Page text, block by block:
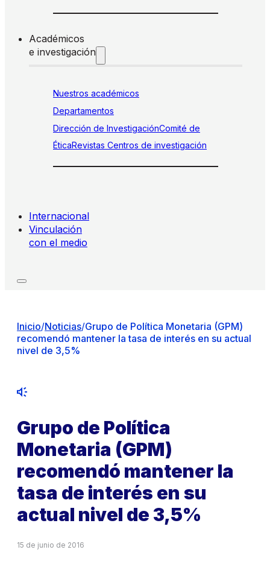
Académicos
e investigación
Nuestros académicos
Departamentos
Dirección de InvestigaciónComité de
ÉticaRevistas Centros de investigación
Internacional
Vinculación
con el medio
Inicio/Noticias/Grupo de Política Monetaria (GPM)
recomendó mantener la tasa de interés en su actual
nivel de 3,5%
Grupo de Política
Monetaria (GPM)
recomendó mantener la
tasa de interés en su
actual nivel de 3,5%
15 de junio de 2016